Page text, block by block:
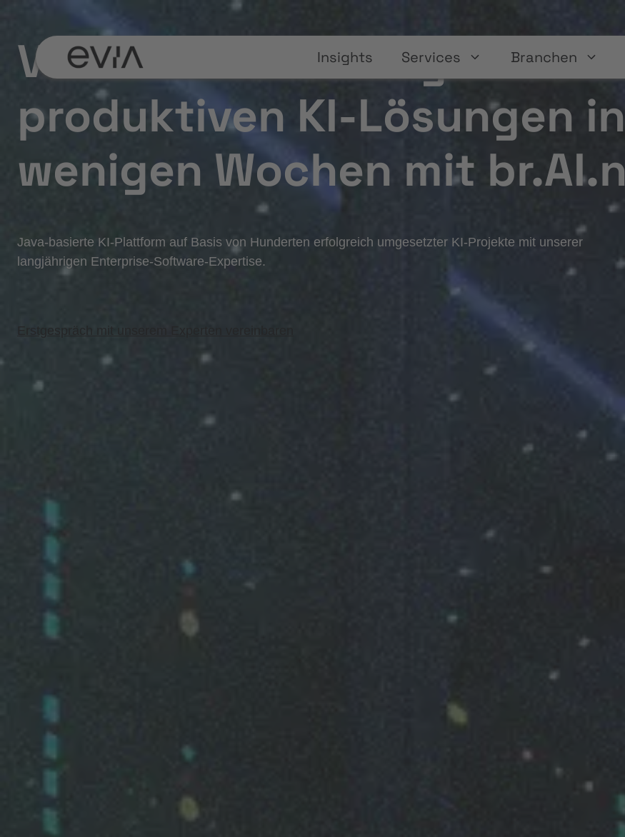
springen
Insights Services Branchen
Von Process Mining zu
produktiven KI-Lösungen in
wenigen Wochen mit br.AI.n
Java-basierte KI-Plattform auf Basis von Hunderten erfolgreich umgesetzter KI-Projekte mit unserer
langjährigen Enterprise-Software-Expertise.
Erstgespräch mit unserem Experten vereinbaren